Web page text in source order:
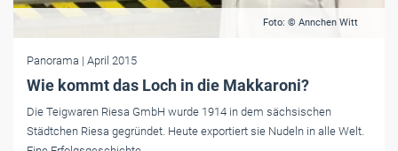
Foto: © Annchen Witt
Panorama | April 2015
Wie kommt das Loch in die Makkaroni?
Die Teigwaren Riesa GmbH wurde 1914 in dem sächsischen
Städtchen Riesa gegründet. Heute exportiert sie Nudeln in alle Welt.